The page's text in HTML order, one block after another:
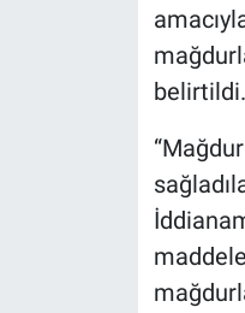
belirtildi.